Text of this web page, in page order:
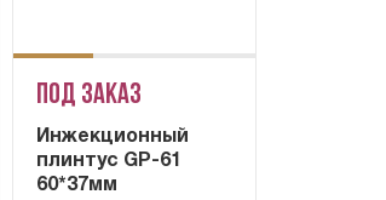
Под заказ
Инжекционный
плинтус GP-61
60*37мм